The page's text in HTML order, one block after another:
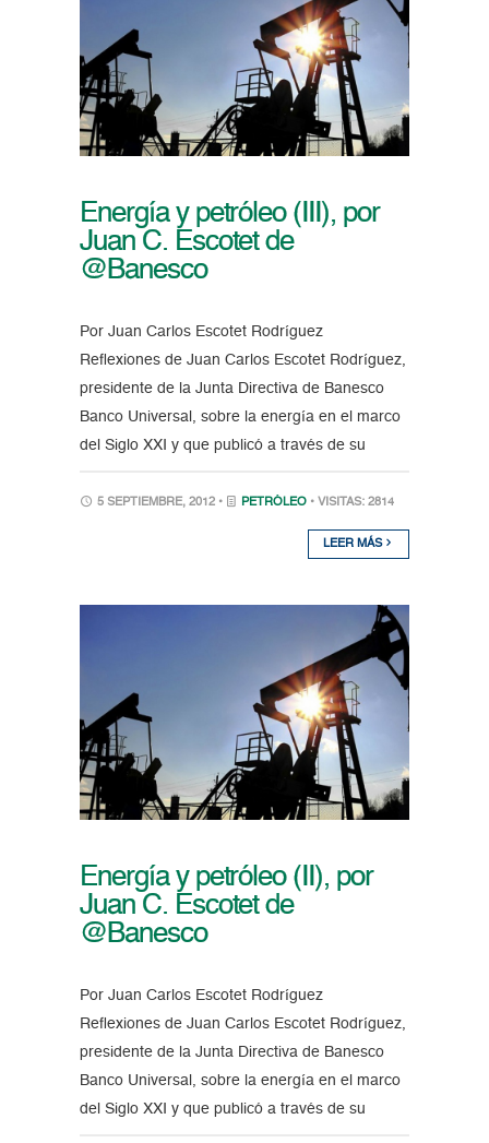
Energía y petróleo (III), por
Juan C. Escotet de
@Banesco
Por Juan Carlos Escotet Rodríguez
Reflexiones de Juan Carlos Escotet Rodríguez,
presidente de la Junta Directiva de Banesco
Banco Universal, sobre la energía en el marco
del Siglo XXI y que publicó a través de su
5 SEPTIEMBRE, 2012 • PETRÓLEO • VISITAS: 2814
LEER MÁS
Energía y petróleo (II), por
Juan C. Escotet de
@Banesco
Por Juan Carlos Escotet Rodríguez
Reflexiones de Juan Carlos Escotet Rodríguez,
presidente de la Junta Directiva de Banesco
Banco Universal, sobre la energía en el marco
del Siglo XXI y que publicó a través de su